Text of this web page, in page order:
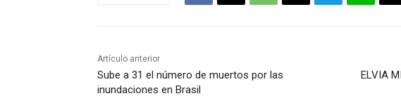
n
d
Artículo anterior
Sube a 31 el número de muertos por las
inundaciones en Brasil
ELVIA